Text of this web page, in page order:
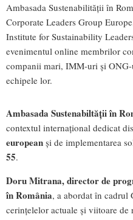
Ambasada Sustenabilității în
Corporate Leaders Group
Institute for Sustainability
evenimentul online membrilor
companii mari, IMM-uri și
echipele lor.
Ambasada Sustenabiltății în
contextul internațional dedicat
european și de implementarea
55.
Doru Mitrana, director de
în România, a abordat în cadrul
cerințelelor actuale și viitoare de